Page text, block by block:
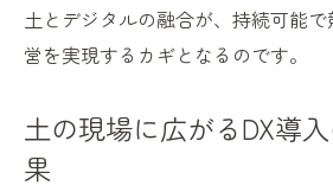
土とデジタルの融合が、持続可能
営を実現するカギとなるのです。
土の現場に広がるDX導
果